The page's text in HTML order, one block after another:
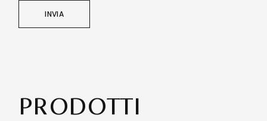
INVIA
PRODOTTI